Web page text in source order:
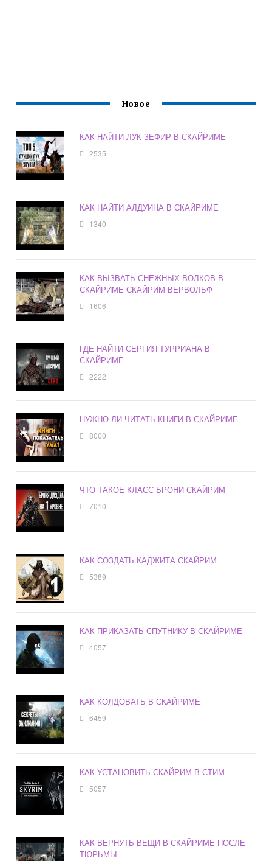
Новое
КАК НАЙТИ ЛУК ЗЕФИР В СКАЙРИМЕ
2535
КАК НАЙТИ АЛДУИНА В СКАЙРИМЕ
1340
КАК ВЫЗВАТЬ СНЕЖНЫХ ВОЛКОВ В
СКАЙРИМЕ СКАЙРИМ ВЕРВОЛЬФ
1606
ГДЕ НАЙТИ СЕРГИЯ ТУРРИАНА В
СКАЙРИМЕ
2222
НУЖНО ЛИ ЧИТАТЬ КНИГИ В СКАЙРИМЕ
8000
ЧТО ТАКОЕ КЛАСС БРОНИ СКАЙРИМ
7010
КАК СОЗДАТЬ КАДЖИТА СКАЙРИМ
5389
КАК ПРИКАЗАТЬ СПУТНИКУ В СКАЙРИМЕ
4057
КАК КОЛДОВАТЬ В СКАЙРИМЕ
6459
КАК УСТАНОВИТЬ СКАЙРИМ В СТИМ
5057
КАК ВЕРНУТЬ ВЕЩИ В СКАЙРИМЕ ПОСЛЕ
ТЮРЬМЫ